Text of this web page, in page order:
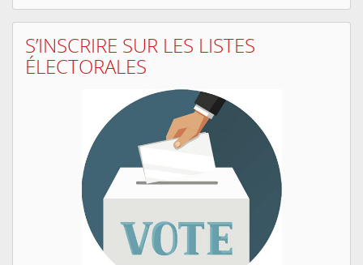
S’INSCRIRE SUR LES LISTES
ÉLECTORALES